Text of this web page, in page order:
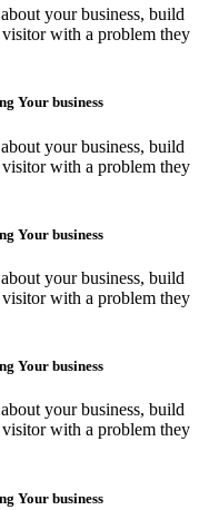
your business, build
with a problem they
Your business
your business, build
with a problem they
Your business
your business, build
with a problem they
Your business
your business, build
with a problem they
Your business